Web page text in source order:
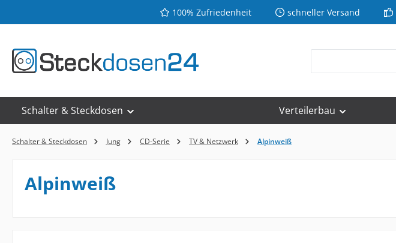
100% Zufriedenheit schneller Versand
Schalter & Steckdosen Verteilerbau
Schalter & Steckdosen Jung CD-Serie TV & Netzwerk Alpinweiß
Alpinweiß